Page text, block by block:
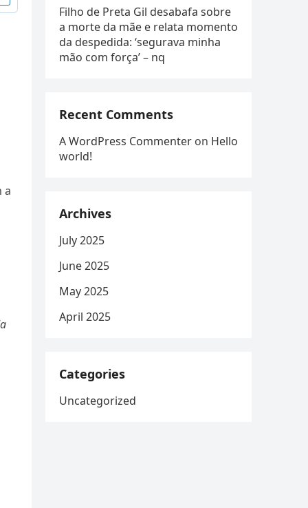
a
Filho de Preta Gil desabafa sobre
a morte da mãe e relata momento
da despedida: ‘segurava minha
mão com força’ – nq
Recent Comments
A WordPress Commenter on Hello
world!
Archives
July 2025
June 2025
May 2025
April 2025
Categories
Uncategorized